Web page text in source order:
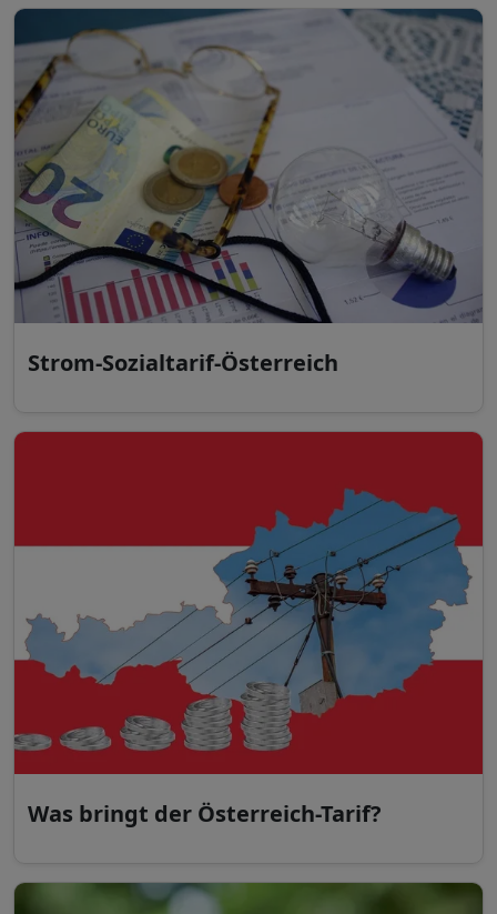
Strom-Sozialtarif-Österreich
Was bringt der Österreich-Tarif?